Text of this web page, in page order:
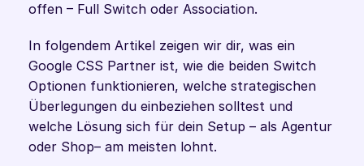
offen – Full Switch oder Association.
In folgendem Artikel zeigen wir dir, was ein
Google CSS Partner ist, wie die beiden Switch
Optionen funktionieren, welche strategischen
Überlegungen du einbeziehen solltest und
welche Lösung sich für dein Setup – als Agentur
oder Shop– am meisten lohnt.